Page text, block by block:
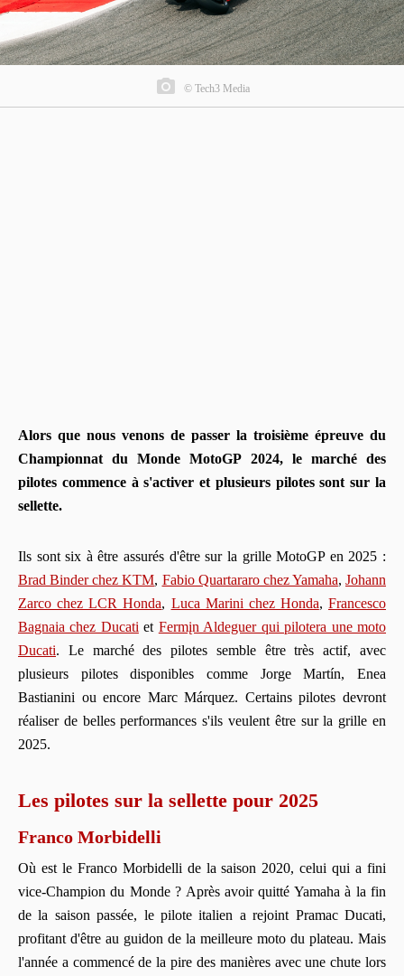
© Tech3 Media
Alors que nous venons de passer la troisième épreuve du
Championnat du Monde MotoGP 2024, le marché des
pilotes commence à s'activer et plusieurs pilotes sont sur la
sellette.
Ils sont six à être assurés d'être sur la grille MotoGP en 2025 :
Brad Binder chez KTM, Fabio Quartararo chez Yamaha, Johann
Zarco chez LCR Honda, Luca Marini chez Honda, Francesco
Bagnaia chez Ducati et Fermįn Aldeguer qui pilotera une moto
Ducati. Le marché des pilotes semble être très actif, avec
plusieurs pilotes disponibles comme Jorge Martín, Enea
Bastianini ou encore Marc Márquez. Certains pilotes devront
réaliser de belles performances s'ils veulent être sur la grille en
2025.
Les pilotes sur la sellette pour 2025
Franco Morbidelli
Où est le Franco Morbidelli de la saison 2020, celui qui a fini
vice-Champion du Monde ? Après avoir quitté Yamaha à la fin
de la saison passée, le pilote italien a rejoint Pramac Ducati,
profitant d'être au guidon de la meilleure moto du plateau. Mais
l'année a commencé de la pire des manières avec une chute lors